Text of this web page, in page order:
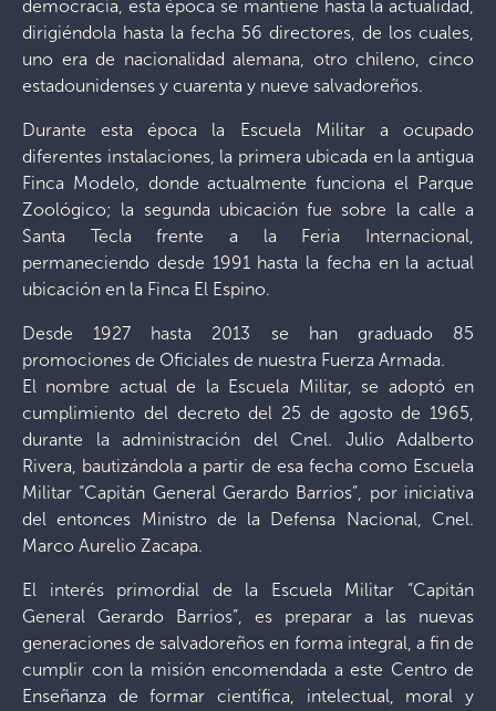
democracia, esta época se mantiene hasta la actualidad,
dirigiéndola hasta la fecha 56 directores, de los cuales,
uno era de nacionalidad alemana, otro chileno, cinco
estadounidenses y cuarenta y nueve salvadoreños.
Durante esta época la Escuela Militar a ocupado
diferentes instalaciones, la primera ubicada en la antigua
Finca Modelo, donde actualmente funciona el Parque
Zoológico; la segunda ubicación fue sobre la calle a
Santa Tecla frente a la Feria Internacional,
permaneciendo desde 1991 hasta la fecha en la actual
ubicación en la Finca El Espino.
Desde 1927 hasta 2013 se han graduado 85
promociones de Oficiales de nuestra Fuerza Armada.
El nombre actual de la Escuela Militar, se adoptó en
cumplimiento del decreto del 25 de agosto de 1965,
durante la administración del Cnel. Julio Adalberto
Rivera, bautizándola a partir de esa fecha como Escuela
Militar “Capitán General Gerardo Barrios”, por iniciativa
del entonces Ministro de la Defensa Nacional, Cnel.
Marco Aurelio Zacapa.
El interés primordial de la Escuela Militar “Capitán
General Gerardo Barrios”, es preparar a las nuevas
generaciones de salvadoreños en forma integral, a fin de
cumplir con la misión encomendada a este Centro de
Enseñanza de formar científica, intelectual, moral y